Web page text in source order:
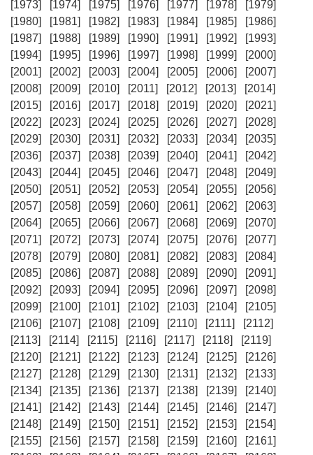
[1973] [1974] [1975] [1976] [1977] [1978]
[1979]
[1980]
[1981] [1982] [1983] [1984] [1985]
[1986]
[1987]
[1988] [1989] [1990] [1991] [1992]
[1993]
[1994]
[1995] [1996] [1997] [1998] [1999]
[2000]
[2001]
[2002] [2003] [2004] [2005] [2006]
[2007]
[2008]
[2009] [2010] [2011] [2012] [2013]
[2014]
[2015]
[2016] [2017] [2018] [2019] [2020]
[2021]
[2022]
[2023] [2024] [2025] [2026] [2027]
[2028]
[2029]
[2030] [2031] [2032] [2033] [2034]
[2035]
[2036]
[2037] [2038] [2039] [2040] [2041]
[2042]
[2043]
[2044] [2045] [2046] [2047] [2048]
[2049]
[2050]
[2051] [2052] [2053] [2054] [2055]
[2056]
[2057]
[2058] [2059] [2060] [2061] [2062]
[2063]
[2064]
[2065] [2066] [2067] [2068] [2069]
[2070]
[2071]
[2072] [2073] [2074] [2075] [2076]
[2077]
[2078]
[2079] [2080] [2081] [2082] [2083]
[2084]
[2085]
[2086] [2087] [2088] [2089] [2090]
[2091]
[2092]
[2093] [2094] [2095] [2096] [2097]
[2098]
[2099]
[2100] [2101] [2102] [2103] [2104]
[2105]
[2106]
[2107] [2108] [2109] [2110] [2111]
[2112]
[2113]
[2114] [2115] [2116] [2117] [2118]
[2119]
[2120]
[2121] [2122] [2123] [2124] [2125]
[2126]
[2127]
[2128] [2129] [2130] [2131] [2132]
[2133]
[2134]
[2135] [2136] [2137] [2138] [2139]
[2140]
[2141]
[2142] [2143] [2144] [2145] [2146]
[2147]
[2148]
[2149] [2150] [2151] [2152] [2153]
[2154]
[2155]
[2156] [2157] [2158] [2159] [2160]
[2161]